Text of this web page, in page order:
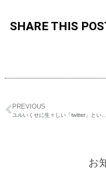
SHARE THIS
PREVIOUS
お